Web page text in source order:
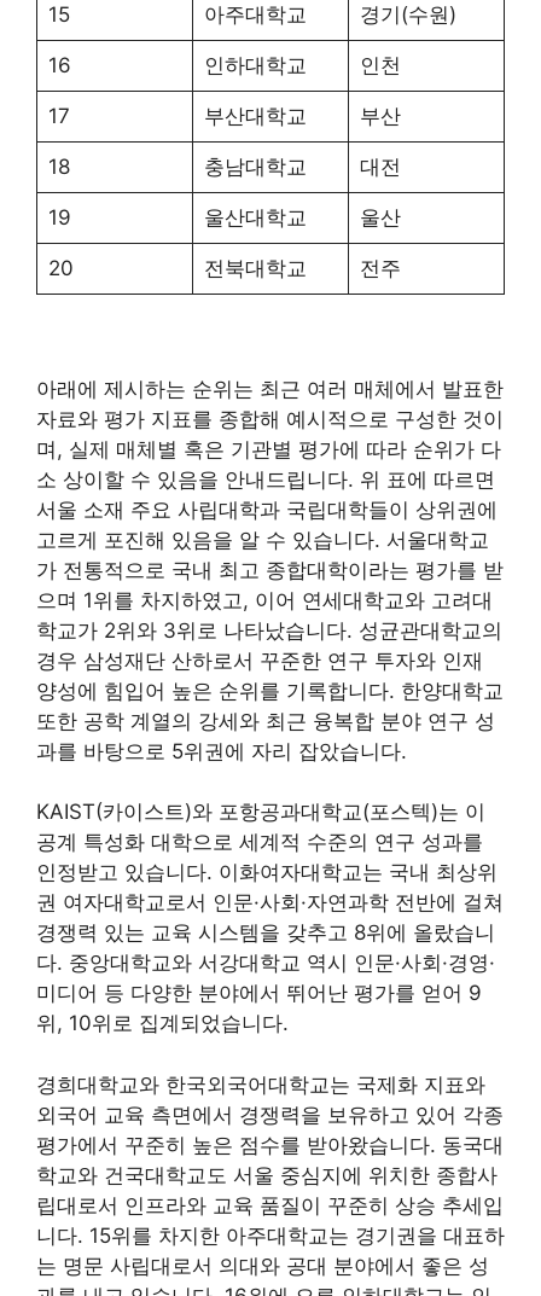
15 아주대학교 경기(수원)
16 인하대학교 인천
17 부산대학교 부산
18 충남대학교 대전
19 울산대학교 울산
20 전북대학교 전주
아래에 제시하는 순위는 최근 여러 매체에서 발표한
자료와 평가 지표를 종합해 예시적으로 구성한 것이
며, 실제 매체별 혹은 기관별 평가에 따라 순위가 다
소 상이할 수 있음을 안내드립니다. 위 표에 따르면
서울 소재 주요 사립대학과 국립대학들이 상위권에
고르게 포진해 있음을 알 수 있습니다. 서울대학교
가 전통적으로 국내 최고 종합대학이라는 평가를 받
으며 1위를 차지하였고, 이어 연세대학교와 고려대
학교가 2위와 3위로 나타났습니다. 성균관대학교의
경우 삼성재단 산하로서 꾸준한 연구 투자와 인재
양성에 힘입어 높은 순위를 기록합니다. 한양대학교
또한 공학 계열의 강세와 최근 융복합 분야 연구 성
과를 바탕으로 5위권에 자리 잡았습니다.
KAIST(카이스트)와 포항공과대학교(포스텍)는 이
공계 특성화 대학으로 세계적 수준의 연구 성과를
인정받고 있습니다. 이화여자대학교는 국내 최상위
권 여자대학교로서 인문·사회·자연과학 전반에 걸쳐
경쟁력 있는 교육 시스템을 갖추고 8위에 올랐습니
다. 중앙대학교와 서강대학교 역시 인문·사회·경영·
미디어 등 다양한 분야에서 뛰어난 평가를 얻어 9
위, 10위로 집계되었습니다.
경희대학교와 한국외국어대학교는 국제화 지표와
외국어 교육 측면에서 경쟁력을 보유하고 있어 각종
평가에서 꾸준히 높은 점수를 받아왔습니다. 동국대
학교와 건국대학교도 서울 중심지에 위치한 종합사
립대로서 인프라와 교육 품질이 꾸준히 상승 추세입
니다. 15위를 차지한 아주대학교는 경기권을 대표하
는 명문 사립대로서 의대와 공대 분야에서 좋은 성